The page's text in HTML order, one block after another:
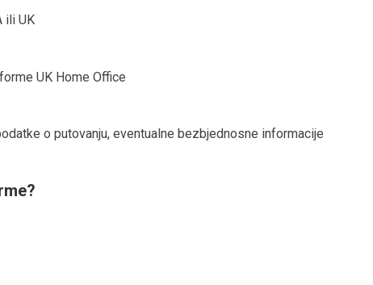
ili UK
UK Home Office
o putovanju, eventualne bezbjednosne informacije